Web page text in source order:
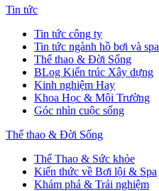
Tin tức
Tin tức công ty
Tin tức ngành hồ bơi và spa
Thể thao & Đời Sống
BLog Kiến trúc Xây dựng
Kinh nghiệm Hay
Khoa Học & Môi Trường
Góc nhìn cuộc sống
Thể thao & Đời Sống
Thể Thao & Sức khỏe
Kiến thức về Bơi lội & Spa
Khám phá & Trải nghiệm